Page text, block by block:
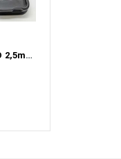
Khay vận chuyển ESD 2,5mm X 0.5mm Hình trụ